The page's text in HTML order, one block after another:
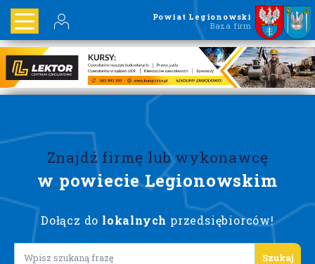
Powiat Legionowski
Baza firm
Znajdź firmę lub wykonawcę
w powiecie Legionowskim
Dołącz do lokalnych przedsiębiorców!
Lorem ipsum